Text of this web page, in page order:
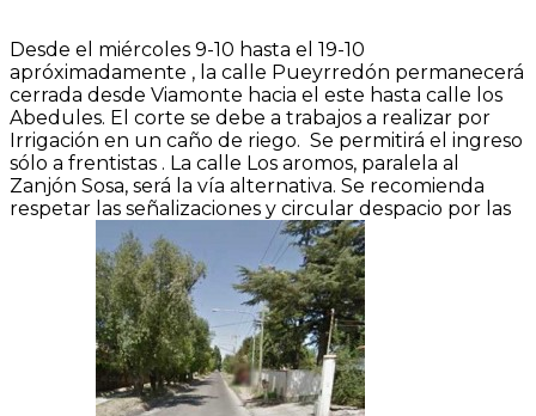
Desde el miércoles 9-10 hasta el 19-10
apróximadamente , la calle Pueyrredón permanecerá
cerrada desde Viamonte hacia el este hasta calle los
Abedules. El corte se debe a trabajos a realizar por
Irrigación en un caño de riego. Se permitirá el ingreso
sólo a frentistas . La calle Los aromos, paralela al
Zanjón Sosa, será la vía alternativa. Se recomienda
respetar las señalizaciones y circular despacio por las